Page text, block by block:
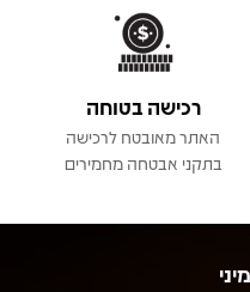
רכישה בטוחה
האתר מאובטח לרכישה
בתקני אבטחה מחמירים